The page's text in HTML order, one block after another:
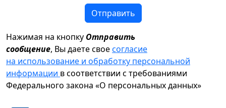
Отправить
Нажимая на кнопку Отправить
сообщение, Вы даете своесогласие
на использование и обработку персональной
информации в соответствии с требованиями
Федерального закона «О персональных данных»